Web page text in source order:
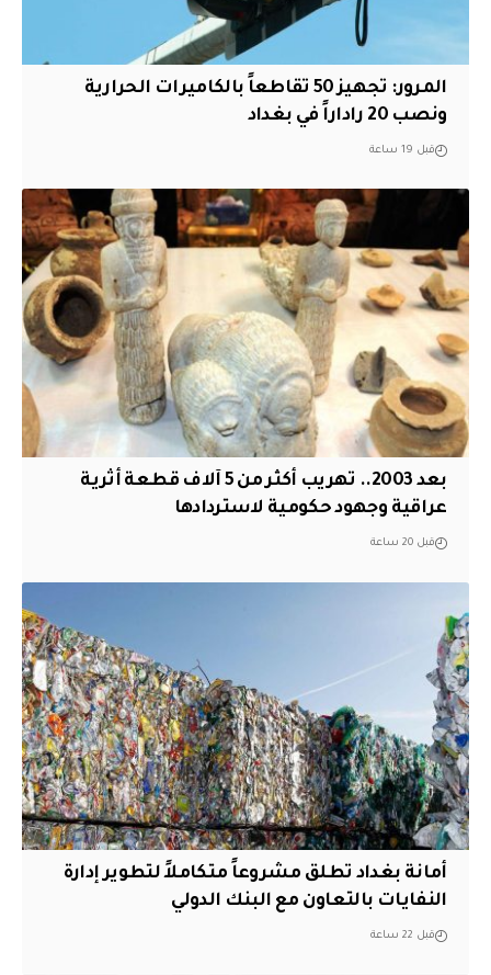
المرور: تجهيز 50 تقاطعاً بالكاميرات الحرارية
ونصب 20 راداراً في بغداد
قبل 19 ساعة
بعد 2003.. تهريب أكثر من 5 آلاف قطعة أثرية
عراقية وجهود حكومية لاستردادها
قبل 20 ساعة
أمانة بغداد تطلق مشروعاً متكاملاً لتطوير إدارة
النفايات بالتعاون مع البنك الدولي
قبل 22 ساعة